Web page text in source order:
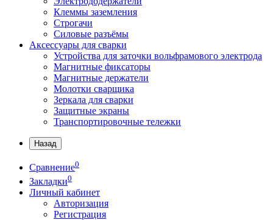
Клеммы заземления
Строгачи
Силовые разъёмы
Аксессуары для сварки
Устройства для заточки вольфрамового электрода
Магнитные фиксаторы
Магнитные держатели
Молотки сварщика
Зеркала для сварки
Защитные экраны
Транспортировочные тележки
Назад
Сравнение0
Закладки0
Личный кабинет
Авторизация
Регистрация